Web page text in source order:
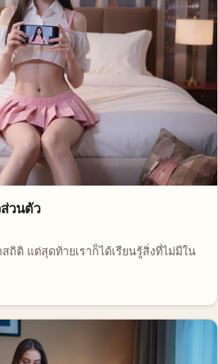
วนตัว
ถิติ แต่สุดท้ายเราก็ได้เรียนรู้สิ่งที่ไม่มีใน